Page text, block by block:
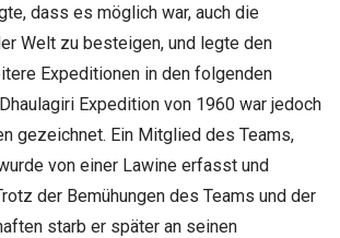
dass es möglich war, auch die
Welt zu besteigen, und legte den
Expeditionen in den folgenden
Expedition von 1960 war jedoch
gezeichnet. Ein Mitglied des Teams,
von einer Lawine erfasst und
der Bemühungen des Teams und der
starb er später an seinen